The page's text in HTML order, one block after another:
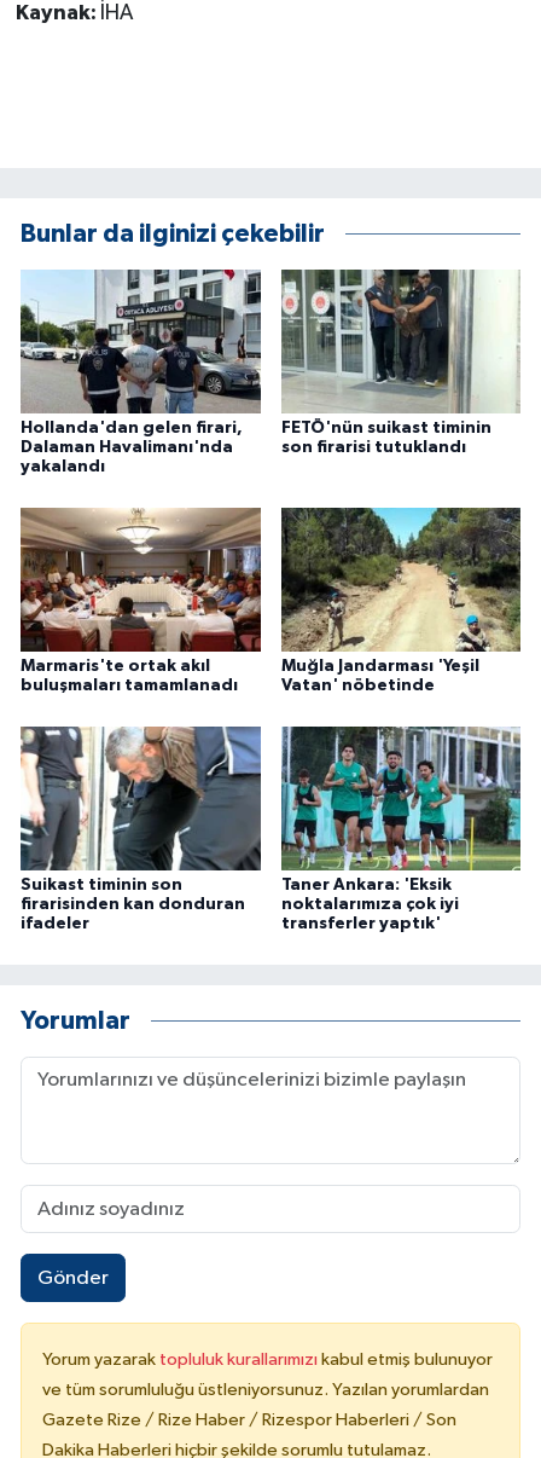
Kaynak: İHA
Bunlar da ilginizi çekebilir
Hollanda'dan gelen firari,
Dalaman Havalimanı'nda
yakalandı
FETÖ'nün suikast timinin
son firarisi tutuklandı
Marmaris'te ortak akıl
buluşmaları tamamlanadı
Muğla Jandarması 'Yeşil
Vatan' nöbetinde
Suikast timinin son
firarisinden kan donduran
ifadeler
Taner Ankara: 'Eksik
noktalarımıza çok iyi
transferler yaptık'
Yorumlar
Gönder
Yorum yazarak topluluk kurallarımızı kabul etmiş bulunuyor
ve tüm sorumluluğu üstleniyorsunuz. Yazılan yorumlardan
Gazete Rize / Rize Haber / Rizespor Haberleri / Son
Dakika Haberleri hiçbir şekilde sorumlu tutulamaz.